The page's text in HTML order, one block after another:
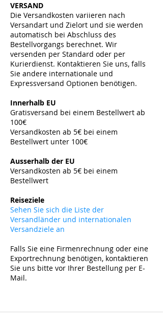
VERSAND
Die Versandkosten variieren nach
Versandart und Zielort und sie werden
automatisch bei Abschluss des
Bestellvorgangs berechnet. Wir
versenden per Standard oder per
Kurierdienst. Kontaktieren Sie uns, falls
Sie andere internationale und
Expressversand Optionen benötigen.
Innerhalb EU
Gratisversand bei einem Bestellwert ab
100€
Versandkosten ab 5€ bei einem
Bestellwert unter 100€
Ausserhalb der EU
Versandkosten ab 5€ bei einem
Bestellwert
Reiseziele
Sehen Sie sich die Liste der
Versandländer und internationalen
Versandziele an
Falls Sie eine Firmenrechnung oder eine
Exportrechnung benötigen, kontaktieren
Sie uns bitte vor Ihrer Bestellung per E-
Mail.